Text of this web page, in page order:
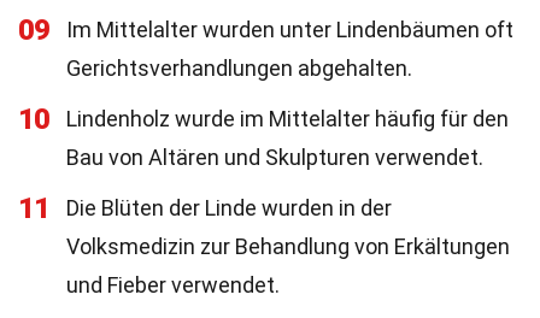
09
Im Mittelalter wurden unter Lindenbäumen oft
Gerichtsverhandlungen abgehalten.
10
Lindenholz wurde im Mittelalter häufig für den
Bau von Altären und Skulpturen verwendet.
11
Die Blüten der Linde wurden in der
Volksmedizin zur Behandlung von Erkältungen
und Fieber verwendet.